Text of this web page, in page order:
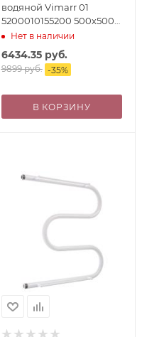
водяной Vimarr 01
5200010155200 500х500
белый
Нет в наличии
6434.35руб.
9899руб. -35%
В КОРЗИНУ